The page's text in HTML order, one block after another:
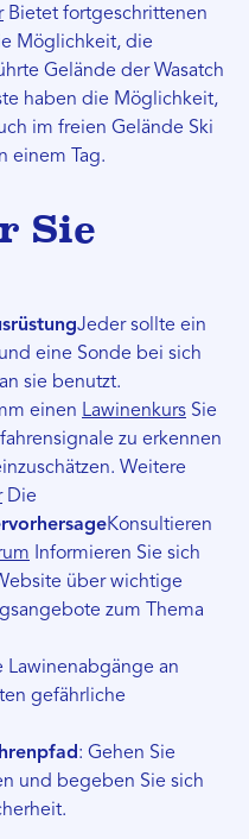
Bietet fortgeschrittenen
Möglichkeit, die
Gelände der Wasatch
haben die Möglichkeit,
im freien Gelände Ski
einem Tag.
Sie
Jeder sollte ein
eine Sonde bei sich
sie benutzt.
einen Lawinenkurs Sie
zu erkennen
Weitere
Die
Konsultieren
Informieren Sie sich
über wichtige
zum Thema
Lawinenabgänge an
gefährliche
: Gehen Sie
und begeben Sie sich